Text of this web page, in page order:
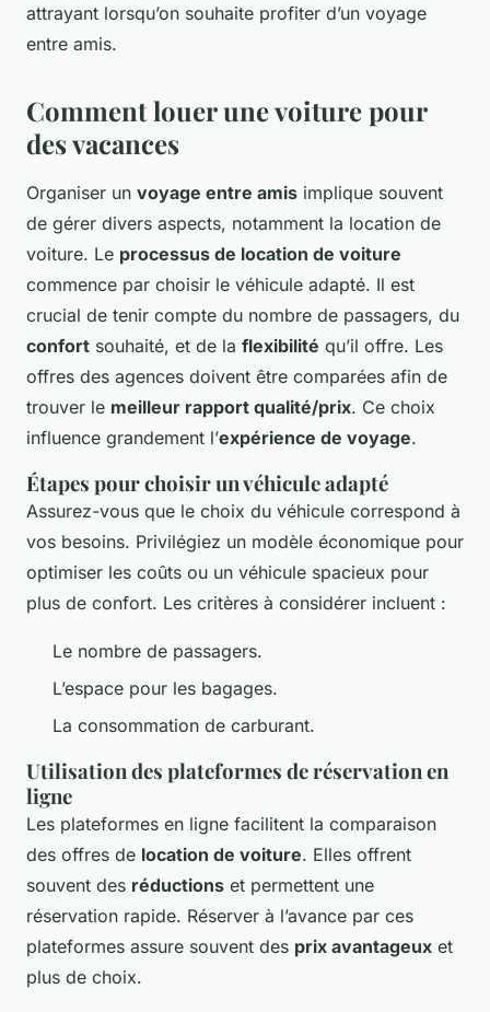
attrayant lorsqu’on souhaite profiter d’un voyage
entre amis.
Comment louer une voiture pour
des vacances
Organiser un voyage entre amis implique souvent
de gérer divers aspects, notamment la location de
voiture. Le processus de location de voiture
commence par choisir le véhicule adapté. Il est
crucial de tenir compte du nombre de passagers, du
confort souhaité, et de la flexibilité qu’il offre. Les
offres des agences doivent être comparées afin de
trouver le meilleur rapport qualité/prix. Ce choix
influence grandement l’expérience de voyage.
Étapes pour choisir un véhicule adapté
Assurez-vous que le choix du véhicule correspond à
vos besoins. Privilégiez un modèle économique pour
optimiser les coûts ou un véhicule spacieux pour
plus de confort. Les critères à considérer incluent :
Le nombre de passagers.
L’espace pour les bagages.
La consommation de carburant.
Utilisation des plateformes de réservation en
ligne
Les plateformes en ligne facilitent la comparaison
des offres de location de voiture. Elles offrent
souvent des réductions et permettent une
réservation rapide. Réserver à l’avance par ces
plateformes assure souvent des prix avantageux et
plus de choix.